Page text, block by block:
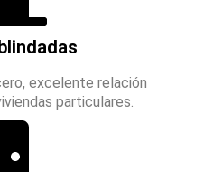
excelente relación
particulares.